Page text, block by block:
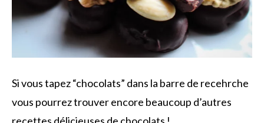
Si vous tapez “chocolats” dans la barre de recehrche
vous pourrez trouver encore beaucoup d’autres